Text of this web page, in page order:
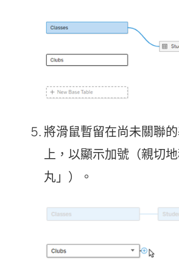
將滑鼠暫留在尚未關聯
上，以顯示加號（親切
丸」）。